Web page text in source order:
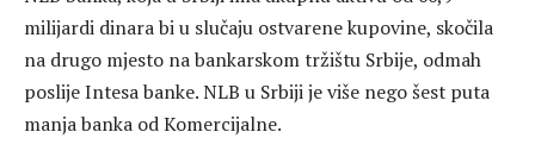
milijardi dinara bi u slučaju ostvarene kupovine, skočila
na drugo mjesto na bankarskom tržištu Srbije, odmah
poslije Intesa banke. NLB u Srbiji je više nego šest puta
manja banka od Komercijalne.